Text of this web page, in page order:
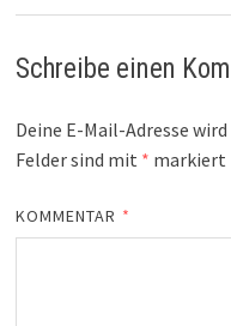
Schreibe einen
Deine E-Mail-Adresse
Felder sind mit * markiert
KOMMENTAR *